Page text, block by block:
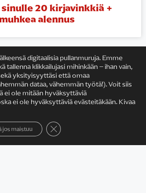
20 kirjavinkkiä +
alennus
KIRJAILIJAN TYÖ
digitaalisia pullanmuruja. Emme
tallenna klikkailujasi mihinkään – ihan vain,
yksityisyyttäsi että omaa
dataa, vähemmän työtä!). Voit siis
ei ole mitään hyväksyttäviä
ei ole hyväksyttäviä evästeitäkään. Kivaa
jos maistuu Sulje evästebanneri